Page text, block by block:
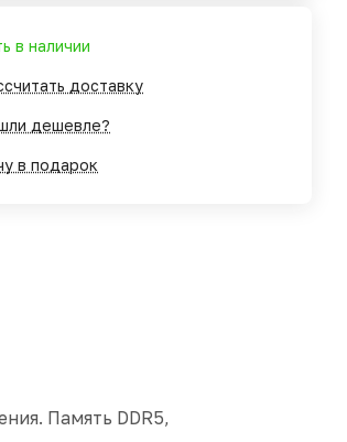
в наличии
доставку
дешевле?
в подарок
Память DDR5,